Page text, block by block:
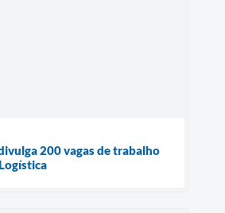
200 vagas de trabalho